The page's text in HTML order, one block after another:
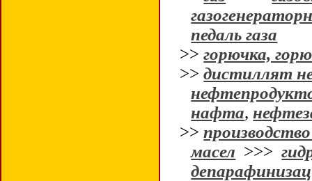
педаль газа
>>горючка,
>>дистиллят
нафта,
>>
масел >>>